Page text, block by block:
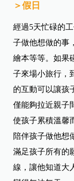
＞假日
經過5天忙碌的
子做他想做的事
繪本等等。如果
子來場小旅行，
的互動可以讓孩
僅能夠拉近親子
使孩子累積溫馨
陪伴孩子做他想
滿足孩子所有的
線，讓他知道大